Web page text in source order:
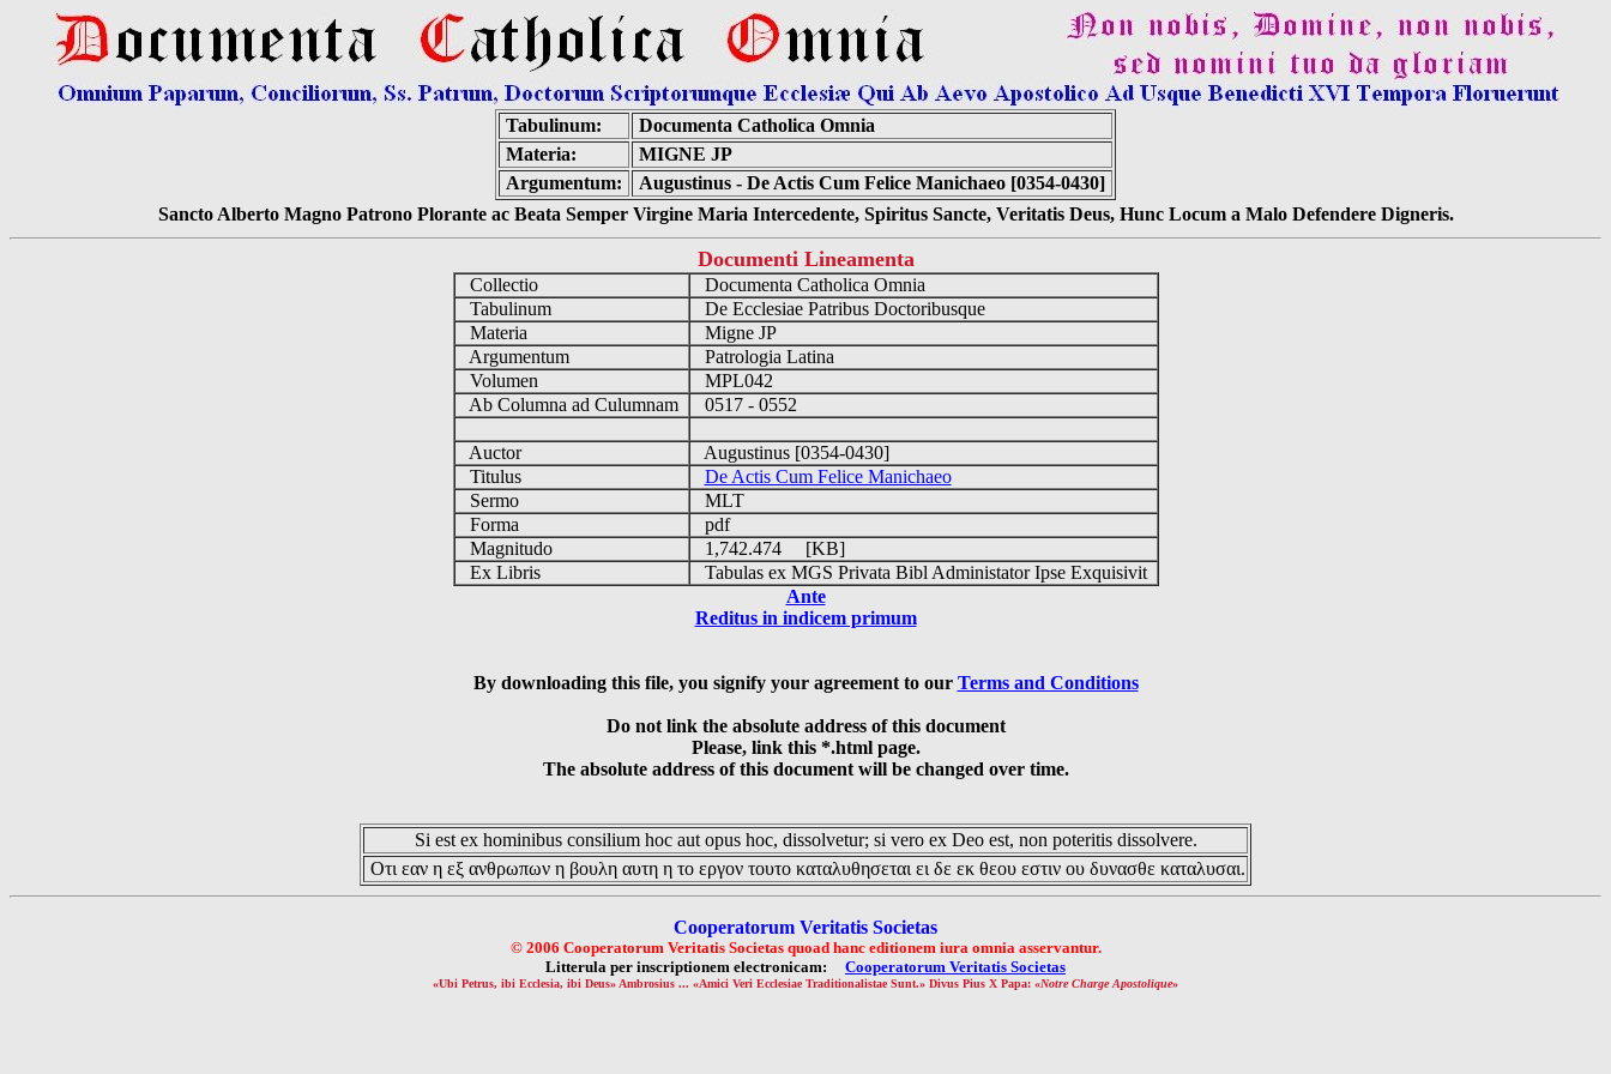
Tabulinum:
Documenta Catholica Omnia
Materia:
MIGNE JP
Argumentum:
Augustinus - De Actis Cum Felice Manichaeo [0354-0430]
Sancto Alberto Magno Patrono Plorante ac Beata Semper Virgine Maria Intercedente, Spiritus Sancte, Veritatis Deus, Hunc Locum a Malo Defendere Digneris.
Documenti Lineamenta
Collectio
Documenta Catholica Omnia
Tabulinum
De Ecclesiae Patribus Doctoribusque
Materia
Migne JP
Argumentum
Patrologia Latina
Volumen
MPL042
Ab Columna ad Culumnam
0517 - 0552
Auctor
Augustinus [0354-0430]
Titulus
De Actis Cum Felice Manichaeo
Sermo
MLT
Forma
pdf
Magnitudo
1,742.474 [KB]
Ex Libris
Tabulas ex MGS Privata Bibl Administator Ipse Exquisivit
Ante
Reditus in indicem primum
By downloading this file, you signify your agreement to our Terms and Conditions
Do not link the absolute address of this document
Please, link this *.html page.
The absolute address of this document will be changed over time.
Si est ex hominibus consilium hoc aut opus hoc, dissolvetur; si vero ex Deo est, non poteritis dissolvere.
Οτι εαν η εξ ανθρωπων η βουλη αυτη η το εργον τουτο καταλυθησεται ει δε εκ θεου εστιν ου δυνασθε καταλυσαι.
Cooperatorum Veritatis Societas
© 2006 Cooperatorum Veritatis Societas quoad hanc editionem iura omnia asservantur.
Litterula per inscriptionem electronicam: Cooperatorum Veritatis Societas
«Ubi Petrus, ibi Ecclesia, ibi Deus» Ambrosius ... «Amici Veri Ecclesiae Traditionalistae Sunt.» Divus Pius X Papa: «Notre Charge Apostolique»